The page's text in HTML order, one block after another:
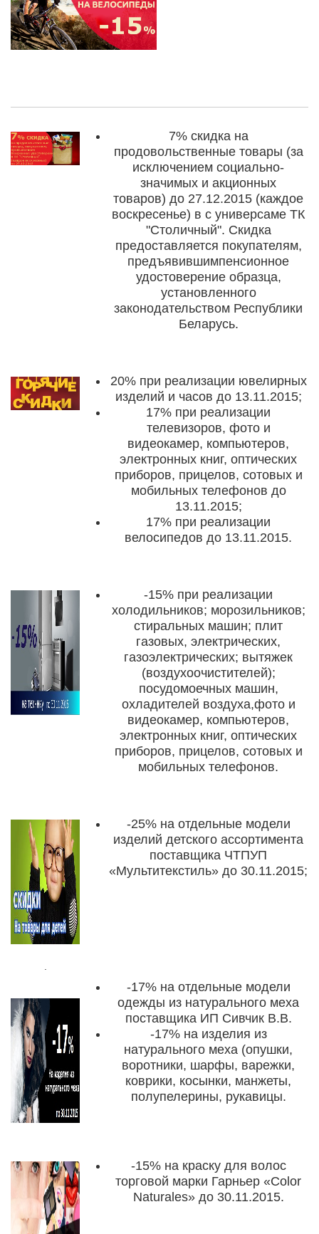
7% скидка на
продовольственные товары (за
исключением социально-
значимых и акционных
товаров) до 27.12.2015 (каждое
воскресенье) в с универсаме ТК
"Столичный". Скидка
предоставляется покупателям,
предъявившимпенсионное
удостоверениеобразца,
установленного
законодательством Республики
Беларусь.
20%при реализации ювелирных
изделий и часов до 13.11.2015;
17% при реализации
телевизоров, фото и
видеокамер, компьютеров,
электронных книг, оптических
приборов, прицелов, сотовых и
мобильных телефонов до
13.11.2015;
17% при реализации
велосипедов до 13.11.2015.
-15% при реализации
холодильников; морозильников;
стиральных машин; плит
газовых, электрических,
газоэлектрических; вытяжек
(воздухоочистителей);
посудомоечных машин,
охладителей воздуха,фото и
видеокамер, компьютеров,
электронных книг, оптических
приборов, прицелов, сотовых и
мобильных телефонов.
-25%на отдельные модели
изделий детского ассортимента
поставщика ЧТПУП
«Мультитекстиль» до 30.11.2015;
-17%на отдельные модели
одежды из натурального меха
поставщика ИП Сивчик В.В.
-17%на изделия из
натурального меха (опушки,
воротники, шарфы, варежки,
коврики, косынки, манжеты,
полупелерины, рукавицы.
-15%на краску для волос
торговой марки Гарньер «Color
Naturales» до 30.11.2015.